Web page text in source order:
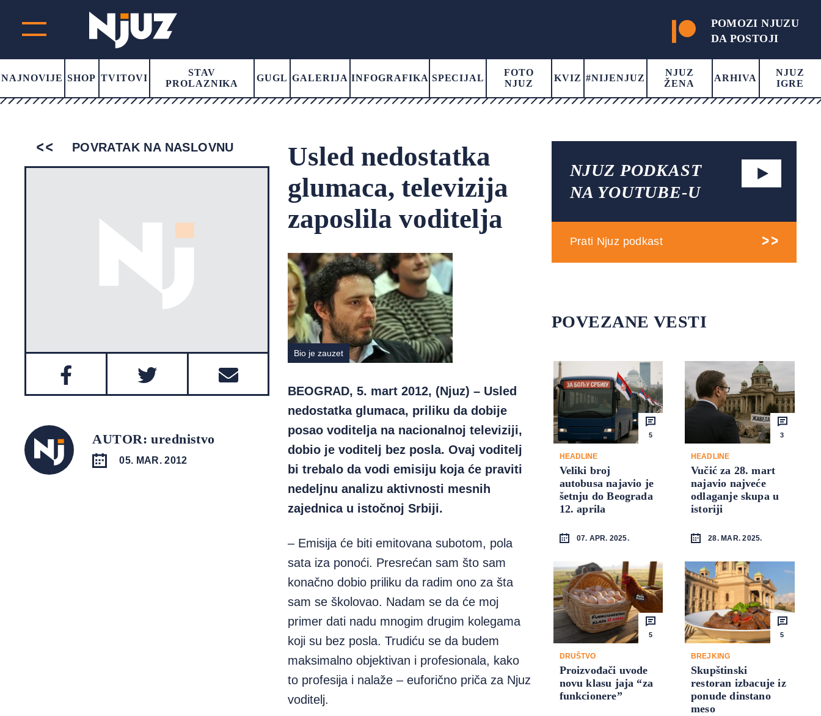
POMOZI NJUZU
DA POSTOJI
NAJNOVIJE SHOP TVITOVI
STAV
PROLAZNIKA
GUGL GALERIJA INFOGRAFIKA SPECIJAL
FOTO
NJUZ
KVIZ #NIJENJUZ
NJUZ
ŽENA
ARHIVA
NJUZ
IGRE
POVRATAK NA NASLOVNU
AUTOR: urednistvo
05. MAR. 2012
Usled nedostatka
glumaca, televizija
zaposlila voditelja
Bio je zauzet
BEOGRAD, 5. mart 2012, (Njuz) – Usled
nedostatka glumaca, priliku da dobije
posao voditelja na nacionalnoj televiziji,
dobio je voditelj bez posla. Ovaj voditelj
bi trebalo da vodi emisiju koja će praviti
nedeljnu analizu aktivnosti mesnih
zajednica u istočnoj Srbiji.
– Emisija će biti emitovana subotom, pola
sata iza ponoći. Presrećan sam što sam
konačno dobio priliku da radim ono za šta
sam se školovao. Nadam se da će moj
primer dati nadu mnogim drugim kolegama
koji su bez posla. Trudiću se da budem
maksimalno objektivan i profesionala, kako
to profesija i nalaže – euforično priča za Njuz
voditelj.
NJUZ PODKAST
NA YOUTUBE-U
Prati Njuz podkast
POVEZANE VESTI
5
HEADLINE
Veliki broj
autobusa najavio je
šetnju do Beograda
12. aprila
07. APR. 2025.
3
HEADLINE
Vučić za 28. mart
najavio najveće
odlaganje skupa u
istoriji
28. MAR. 2025.
5
DRUŠTVO
Proizvođači uvode
novu klasu jaja “za
funkcionere”
5
BREJKING
Skupštinski
restoran izbacuje iz
ponude dinstano
meso